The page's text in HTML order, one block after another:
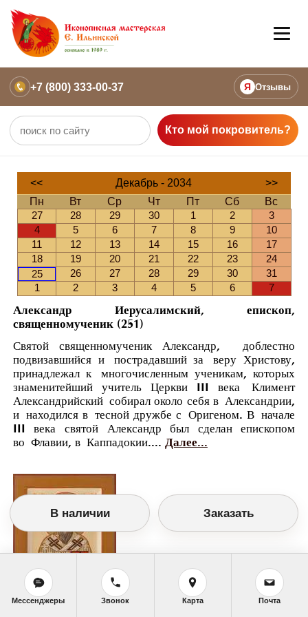
+7 (800) 333-00-37 Я Отзывы
Кто мой покровитель?
<< Декабрь - 2034
>>
Пн
Вт Ср Чт Пт Сб
Вс
27
28 29 30 1 2
3
4
5 6 7 8 9
10
11
12 13 14 15 16
17
18
19 20 21 22 23
24
25
26 27 28 29 30
31
1
2 3 4 5 6 7
Александр Иерусалимский, епископ,
священномученик (251)
Святой священномученик Александр, доблестно
подвизавшийся и пострадавший за веру Христову,
принадлежал к многочисленным ученикам, которых
знаменитейший учитель Церкви III века Климент
Александрийский собирал около себя в Александрии,
и находился в тесной дружбе с Оригеном. В начале
III века святой Александр был сделан епископом
во Флавии, в Каппадокии.... Далее...
В наличии Заказать
Мессенджеры Звонок Карта Почта